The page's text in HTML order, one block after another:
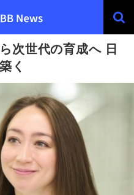
次世代の育成へ 日
く